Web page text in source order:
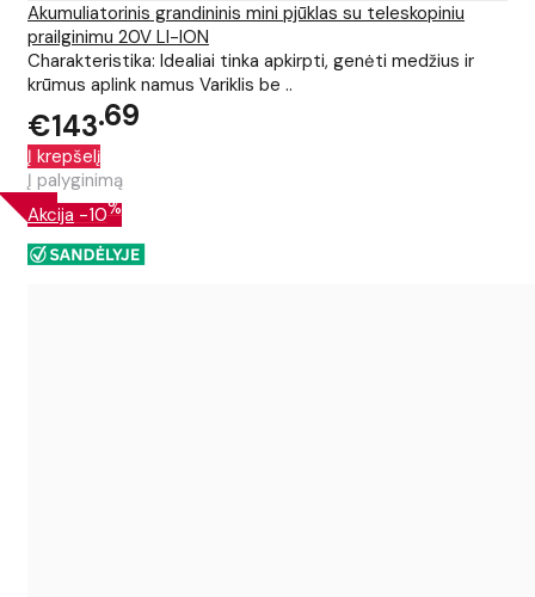
Akumuliatorinis grandininis mini pjūklas su teleskopiniu
prailginimu 20V LI-ION
Charakteristika: Idealiai tinka apkirpti, genėti medžius ir
krūmus aplink namus Variklis be ..
€143 69
Į krepšelį
Į palyginimą
Akcija -10%